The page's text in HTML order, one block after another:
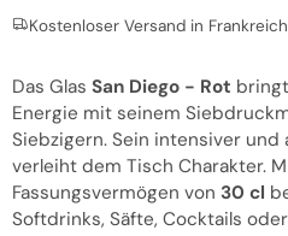
Kostenloser Versand in
Das Glas San Diego - Rot
Energie mit seinem
Siebzigern. Sein intensiver
verleiht dem Tisch Charakter.
Fassungsvermögen von 30 cl
Softdrinks, Säfte, Cocktails